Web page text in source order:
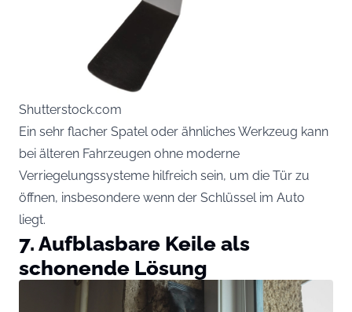
Shutterstock.com
Ein sehr flacher Spatel oder ähnliches Werkzeug kann
bei älteren Fahrzeugen ohne moderne
Verriegelungssysteme hilfreich sein, um die Tür zu
öffnen, insbesondere wenn der Schlüssel im Auto
liegt.
7. Aufblasbare Keile als
schonende Lösung